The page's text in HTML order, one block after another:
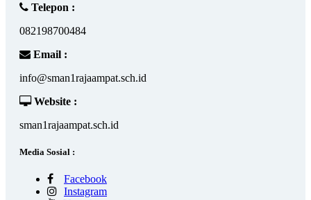
Telepon :
082198700484
Email :
info@sman1rajaampat.sch.id
Website :
sman1rajaampat.sch.id
Media Sosial :
Facebook
Instagram